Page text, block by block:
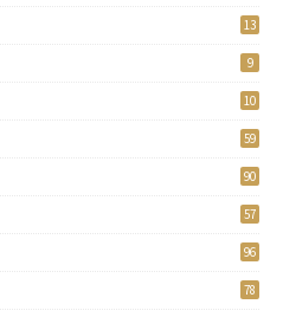
13
9
10
59
90
57
96
78